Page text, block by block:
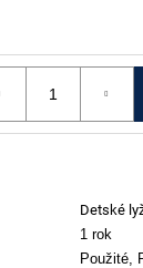
Detské
1 rok
Použité,